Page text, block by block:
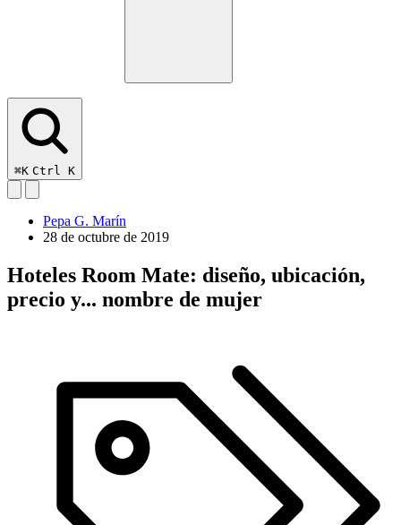
⌘K Ctrl K
Pepa G. Marín
28 de octubre de 2019
Hoteles Room Mate: diseño, ubicación,
precio y... nombre de mujer